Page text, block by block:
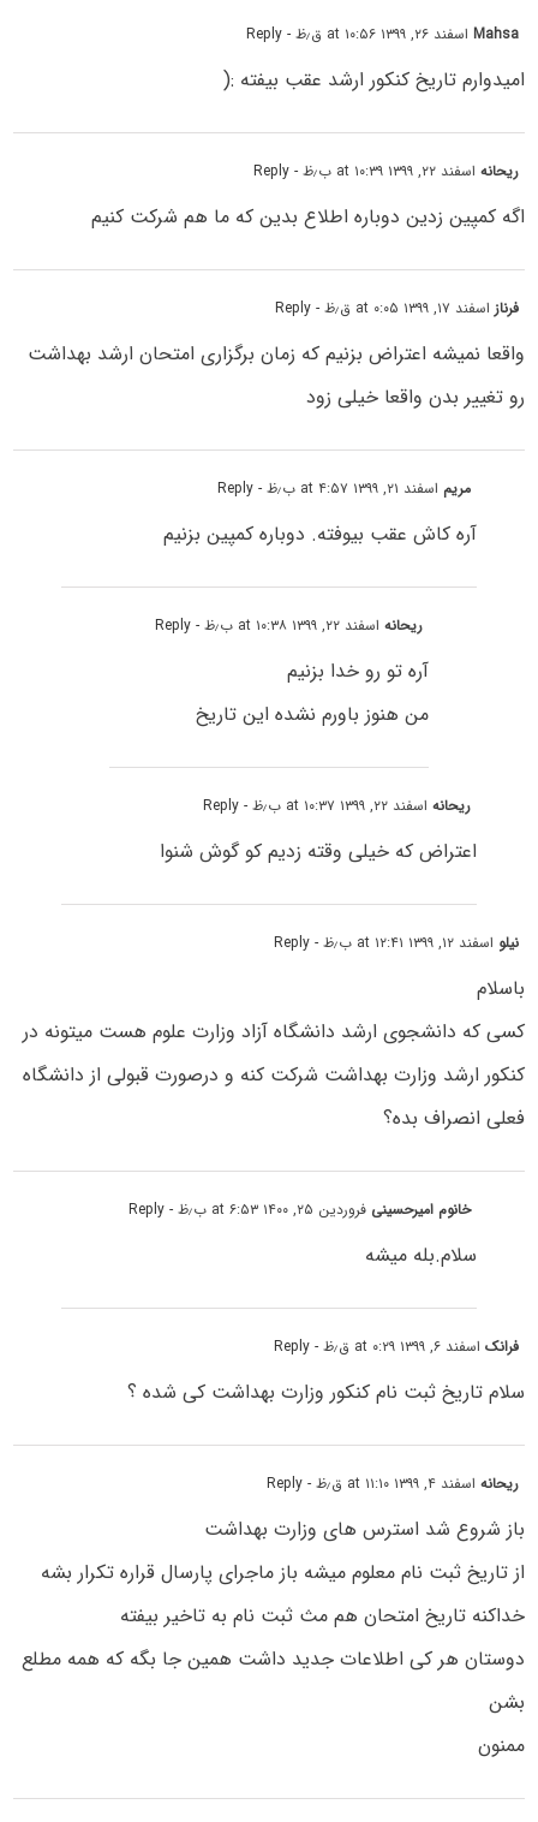
Mahsaاسفند ۲۶, ۱۳۹۹ at ۱۰:۵۶ ق٫ظ - Reply
امیدوارم تاریخ کنکور ارشد عقب بیفته :(
ریحانهاسفند ۲۲, ۱۳۹۹ at ۱۰:۳۹ ب٫ظ - Reply
اگه کمپین زدین دوباره اطلاع بدین که ما هم شرکت کنیم
فرنازاسفند ۱۷, ۱۳۹۹ at ۰:۰۵ ق٫ظ - Reply
واقعا نمیشه اعتراض بزنیم که زمان برگزاری امتحان ارشد بهداشت
رو تغییر بدن واقعا خیلی زود
مریم اسفند ۲۱, ۱۳۹۹ at ۴:۵۷ ب٫ظ - Reply
آره کاش عقب بیوفته. دوباره کمپین بزنیم
ریحانهاسفند ۲۲, ۱۳۹۹ at ۱۰:۳۸ ب٫ظ - Reply
آره تو رو خدا بزنیم
من هنوز باورم نشده این تاریخ
ریحانهاسفند ۲۲, ۱۳۹۹ at ۱۰:۳۷ ب٫ظ - Reply
اعتراض که خیلی وقته زدیم کو گوش شنوا
نیلو اسفند ۱۲, ۱۳۹۹ at ۱۲:۴۱ ب٫ظ - Reply
باسلام
کسی که دانشجوی ارشد دانشگاه آزاد وزارت علوم هست میتونه در
کنکور ارشد وزارت بهداشت شرکت کنه و درصورت قبولی از دانشگاه
فعلی انصراف بده؟
خانوم امیرحسینی فروردین ۲۵, ۱۴۰۰ at ۶:۵۳ ب٫ظ - Reply
سلام.بله میشه
فرانکاسفند ۶, ۱۳۹۹ at ۰:۲۹ ق٫ظ - Reply
سلام تاریخ ثبت نام کنکور وزارت بهداشت کی شده ؟
ریحانهاسفند ۴, ۱۳۹۹ at ۱۱:۱۰ ق٫ظ - Reply
باز شروع شد استرس های وزارت بهداشت
از تاریخ ثبت نام معلوم میشه باز ماجرای پارسال قراره تکرار بشه
خداکنه تاریخ امتحان هم مث ثبت نام به تاخیر بیفته
دوستان هر کی اطلاعات جدید داشت همین جا بگه که همه مطلع
بشن
ممنون